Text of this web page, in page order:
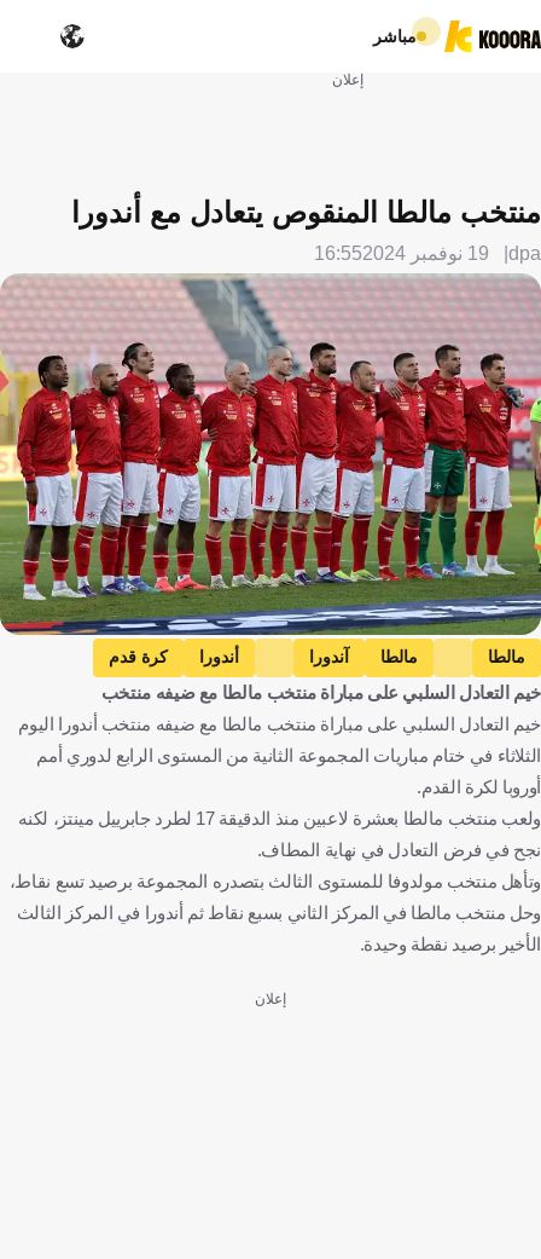
مباشر
إعلان
منتخب مالطا المنقوص يتعادل مع أندورا
dpa 19 نوفمبر 2024 16:55
مالطا مالطا آندورا أندورا كرة قدم
خيم التعادل السلبي على مباراة منتخب مالطا مع ضيفه منتخب
خيم التعادل السلبي على مباراة منتخب مالطا مع ضيفه منتخب أندورا اليوم
الثلاثاء في ختام مباريات المجموعة الثانية من المستوى الرابع لدوري أمم
أوروبا لكرة القدم.
ولعب منتخب مالطا بعشرة لاعبين منذ الدقيقة 17 لطرد جابرييل مينتز، لكنه
نجح في فرض التعادل في نهاية المطاف.
وتأهل منتخب مولدوفا للمستوى الثالث بتصدره المجموعة برصيد تسع نقاط،
وحل منتخب مالطا في المركز الثاني بسبع نقاط ثم أندورا في المركز الثالث
الأخير برصيد نقطة وحيدة.
إعلان